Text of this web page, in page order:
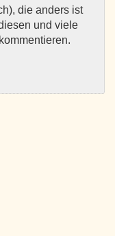
die anders ist
und viele